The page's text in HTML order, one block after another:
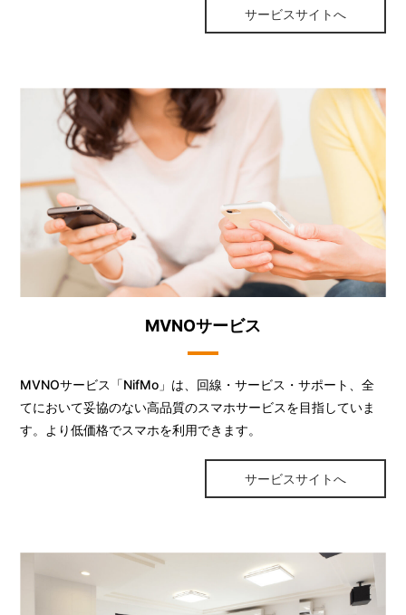
サービスサイトへ
MVNOサービス
MVNOサービス「NifMo」は、回線・サービス・サポート、全
てにおいて妥協のない高品質のスマホサービスを目指していま
す。より低価格でスマホを利用できます。
サービスサイトへ